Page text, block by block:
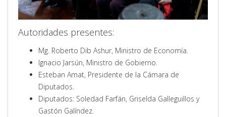
Autoridades presentes:
Mg. Roberto Dib Ashur, Ministro de Economía.
Ignacio Jarsún, Ministro de Gobierno.
Esteban Amat, Presidente de la Cámara de
Diputados.
Diputados: Soledad Farfán, Griselda Galleguillos y
Gastón Galíndez.